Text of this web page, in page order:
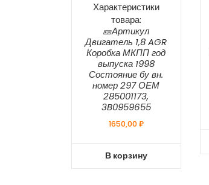
Характеристики
товара:
🎫Артикул
Двигатель 1,8 AGR
Коробка МКПП год
выпуска 1998
Состояние бу вн.
номер 297 ОЕМ
285001173,
3B0959655
1650,00₽
В корзину